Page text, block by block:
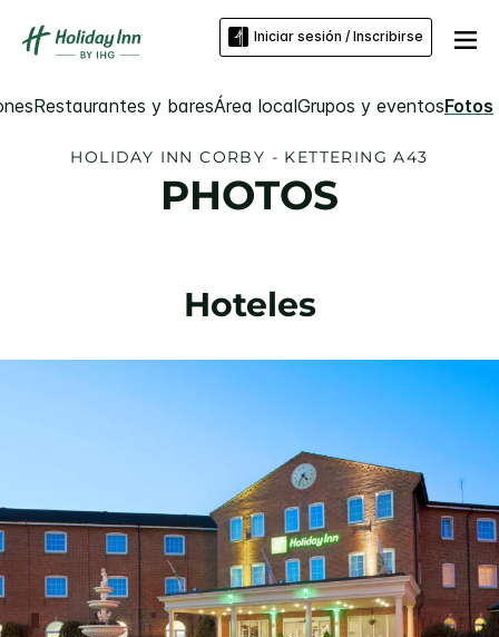
Iniciar sesión / Inscribirse
Restaurantes y baresÁrea localGrupos y eventosFotos
HOLIDAY INN CORBY - KETTERING A43
PHOTOS
Hoteles